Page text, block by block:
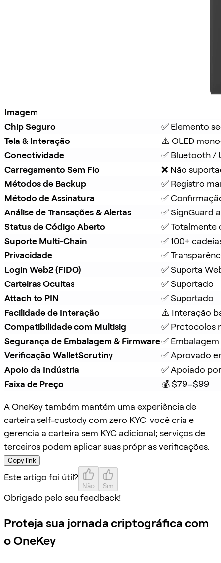
Imagem
Chip Seguro
✅ Elemento
Tela & Interação
⚠️ OLED
Conectividade
✅ Bluetooth /
Carregamento Sem Fio
❌ Não
Métodos de Backup
✅ Registro
Método de Assinatura
✅
Análise de Transações & Alertas
✅ SignGuard
Status de Código Aberto
✅ Totalmente
Suporte Multi-Chain
✅ 100+
Privacidade
✅
Login Web2 (FIDO)
✅ Suporta
Carteiras Ocultas
✅ Suportado
Attach to PIN
✅ Suportado
Facilidade de Interação
⚠️ Interação
Compatibilidade com Multisig
✅ Protocolos
Segurança de Embalagem & Firmware✅
Verificação WalletScrutiny
✅ Aprovado
Apoio da Indústria
✅ Apoiado
Faixa de Preço
💰 $79–$99
A OneKey também mantém uma experiência de
carteira self-custody com zero KYC: você cria e
gerencia a carteira sem KYC adicional; serviços de
terceiros podem aplicar suas próprias verificações.
Copy link
Este artigo foi útil?
Não Sim
Obrigado pelo seu feedback!
Proteja sua jornada criptográfica com
o OneKey